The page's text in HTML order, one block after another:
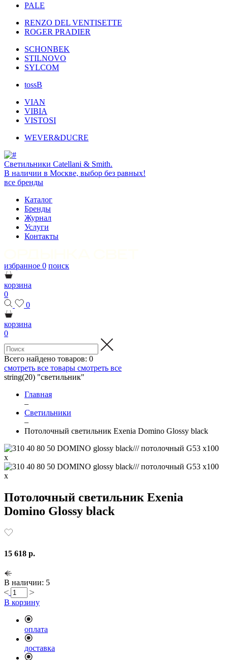
PALE
RENZO DEL VENTISETTE
ROGER PRADIER
SCHONBEK
STILNOVO
SYLCOM
tossB
VIAN
VIBIA
VISTOSI
WEVER&DUCRE
Светильники Catellani & Smith.
В наличии в Москве, выбор без равных!
все бренды
Каталог
Бренды
Журнал
Услуги
Контакты
избранное 0 поиск
корзина
0
0
корзина
0
Всего найдено товаров: 0
смотреть все товары смотреть все
string(20) "светильник"
Главная
–
Светильники
–
Потолочный светильник Exenia Domino Glossy black
Потолочный светильник Exenia
Domino Glossy black
15 618 р.
В наличии: 5
В корзину
оплата
доставка